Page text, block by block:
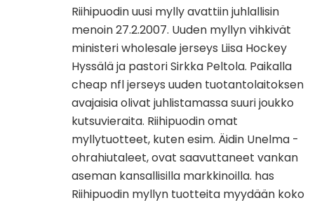
Riihipuodin uusi mylly avattiin juhlallisin
menoin 27.2.2007. Uuden myllyn vihkivät
ministeri wholesale jerseys Liisa Hockey
Hyssälä ja pastori Sirkka Peltola. Paikalla
cheap nfl jerseys uuden tuotantolaitoksen
avajaisia olivat juhlistamassa suuri joukko
kutsuvieraita. Riihipuodin omat
myllytuotteet, kuten esim. Äidin Unelma -
ohrahiutaleet, ovat saavuttaneet vankan
aseman kansallisilla markkinoilla. has
Riihipuodin myllyn tuotteita myydään koko